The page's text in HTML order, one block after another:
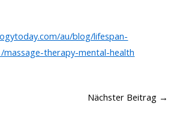
au/blog/lifespan-
massage-therapy-mental-health
Nächster Beitrag →